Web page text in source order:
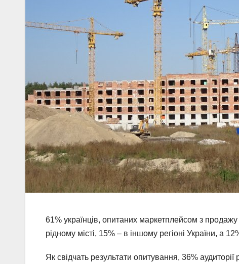
61% українців, опитаних маркетплейсом з
рідному місті, 15% – в іншому регіоні України, а
Як свідчать результати опитування, 36%